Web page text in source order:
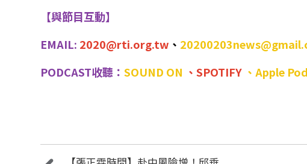
【與節目互動】
EMAIL: 2020@rti.org.tw 、
PODCAST收聽：SOUND ON 、SPOTIFY 、Apple